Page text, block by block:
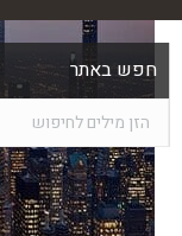
חפש באתר